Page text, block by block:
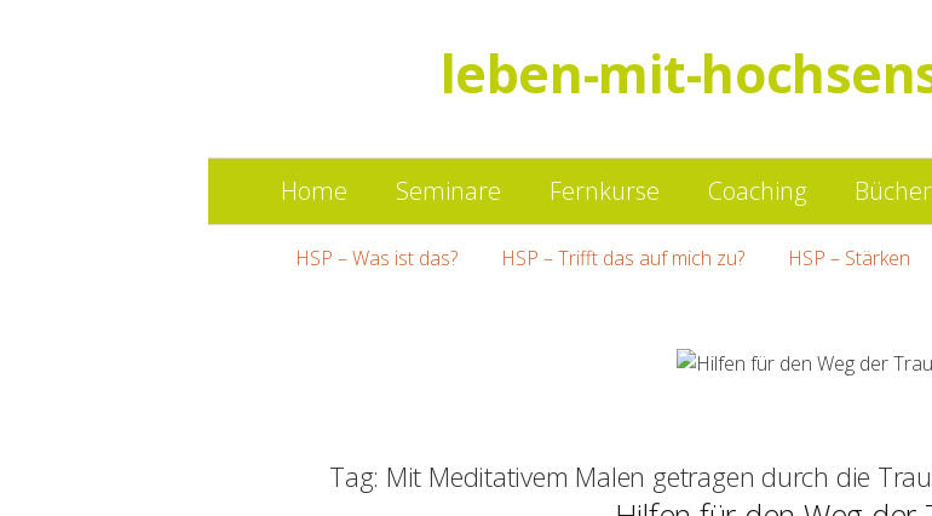
leben-mit-
Springe
zum
Home Seminare Fernkurse Coaching Bücher
HSP – Was ist das? HSP – Trifft das auf mich zu? HSP – Stärken
Tag: Mit Meditativem Malen getragen durch die